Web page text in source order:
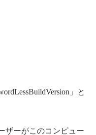
」と
ザーがこのコンピュー